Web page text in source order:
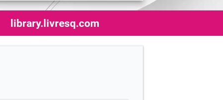
library.livresq.com